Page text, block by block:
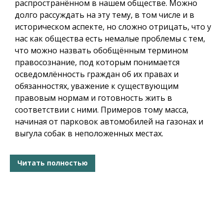
распространённом в нашем обществе. Можно
долго рассуждать на эту тему, в том числе и в
историческом аспекте, но сложно отрицать, что у
нас как общества есть немалые проблемы с тем,
что можно назвать обобщённым термином
правосознание, под которым понимается
осведомлённость граждан об их правах и
обязанностях, уважение к существующим
правовым нормам и готовность жить в
соответствии с ними. Примеров тому масса,
начиная от парковок автомобилей на газонах и
выгула собак в неположенных местах.
Читать полностью